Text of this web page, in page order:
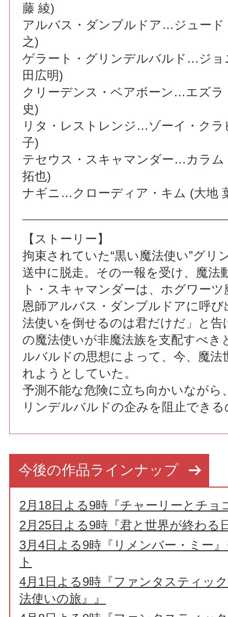
藤 綾)
アルバス・ダンブルドア…ジュード
之)
ゲラート・グリンデルバルド…ジョ
田広明)
クリーデンス・ベアボーン…エズラ
史)
リタ・レストレンジ…ゾーイ・ク
子)
テセウス・スキャマンダー…カラム
拓也)
ナギニ…クローディア・キム (大地
【ストーリー】
拘束されていた“黒い魔法使い”グリ
送中に脱走。その一報を受け、魔法
ト・スキャマンダーは、ホグワー
恩師アルバス・ダンブルドアに呼び
法使いを倒せるのは君だけだ」と告
の魔法使いが非魔法族を支配すべき
ルバルドの思想によって、今、魔法
れようとしていた。
予測不能な危険に立ち向かいながら
リンデルバルドの企みを阻止できる
今後の作品ラインナップ
2月18日よる9時『チャーリーとチョ
2月25日よる9時『君と世界が終わる
3月4日よる9時『リメンバー・ミー
ト
4月1日よる9時『ファンタスティッ
法使いの旅』』